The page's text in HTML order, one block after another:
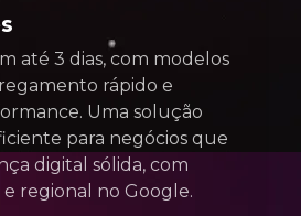
até 3 dias, com modelos
rápido e
Uma solução
para negócios que
digital sólida, com
regional no Google.